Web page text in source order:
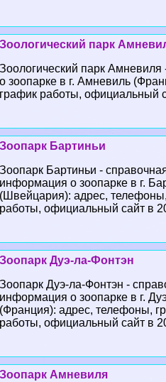
Зоологический парк
Зоологический парк
о зоопарке в г. Амневиль
график работы, официальный
Зоопарк Бартиньи
Зоопарк Бартиньи -
информация о зоопарке в г.
(Швейцария): адрес,
работы, официальный сайт в
Зоопарк Дуэ-ла-Фонтэн
Зоопарк Дуэ-ла-Фонтэн -
информация о зоопарке в г.
(Франция): адрес, телефоны,
работы, официальный сайт в
Зоопарк Амневиля